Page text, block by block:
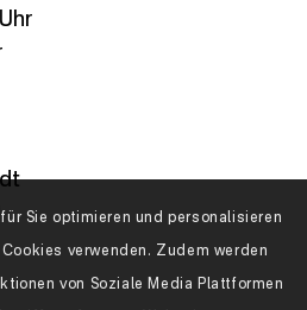
Sie optimieren und personalisieren
verwenden. Zudem werden
von Soziale Media Plattformen